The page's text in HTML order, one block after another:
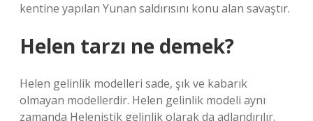
kentine yapılan Yunan saldırısını konu alan savaştır.
Helen tarzı ne demek?
Helen gelinlik modelleri sade, şık ve kabarık
olmayan modellerdir. Helen gelinlik modeli aynı
zamanda Helenistik gelinlik olarak da adlandırılır.